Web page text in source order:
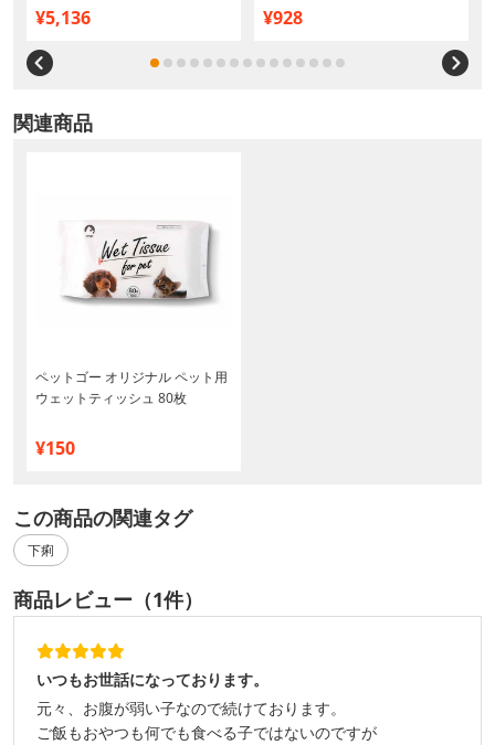
¥5,136 ¥928
関連商品
ペットゴー オリジナル ペット用
ウェットティッシュ 80枚
¥150
この商品の関連タグ
下痢
商品レビュー（1件）
いつもお世話になっております。
元々、お腹が弱い子なので続けております。
ご飯もおやつも何でも食べる子ではないのですが